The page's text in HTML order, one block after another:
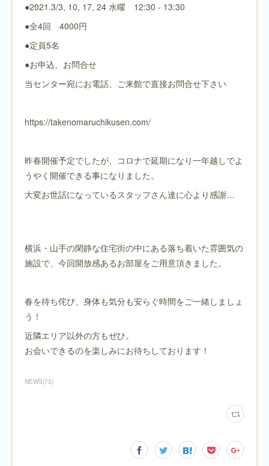
●2021.3/3, 10, 17, 24 水曜 12:30 - 13:30
●全4回 4000円
●定員5名
●お申込、お問合せ
当センター宛にお電話、ご来館で直接お問合せ下さい
https://takenomaruchikusen.com/
昨春開催予定でしたが、コロナで延期になり一年越しでよ
うやく開催できる事になりました。
大変お世話になっているスタッフさん達に心より感謝…
横浜・山手の閑静な住宅街の中にある落ち着いた雰囲気の
施設で、今回開放感あるお部屋をご用意頂きました。
春を待ち侘び、身体も気分も安らぐ時間をご一緒しましょ
う！
近隣エリア以外の方もぜひ。
お会いできるのを楽しみにお待ちしております！
NEWS(73)